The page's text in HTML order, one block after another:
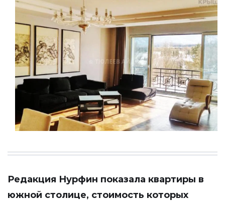
Редакция Нурфин показала квартиры в
южной столице, стоимость которых